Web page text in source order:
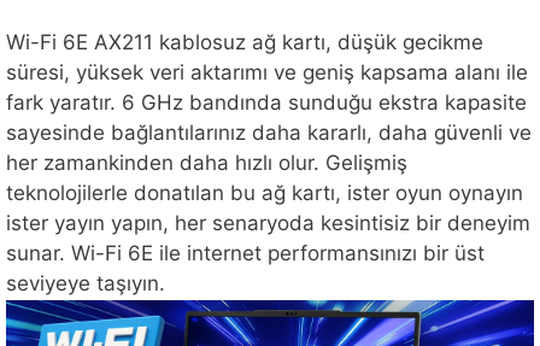
Wi-Fi 6E AX211 kablosuz ağ kartı, düşük gecikme
süresi, yüksek veri aktarımı ve geniş kapsama alanı ile
fark yaratır. 6 GHz bandında sunduğu ekstra kapasite
sayesinde bağlantılarınız daha kararlı, daha güvenli ve
her zamankinden daha hızlı olur. Gelişmiş
teknolojilerle donatılan bu ağ kartı, ister oyun oynayın
ister yayın yapın, her senaryoda kesintisiz bir deneyim
sunar. Wi-Fi 6E ile internet performansınızı bir üst
seviyeye taşıyın.